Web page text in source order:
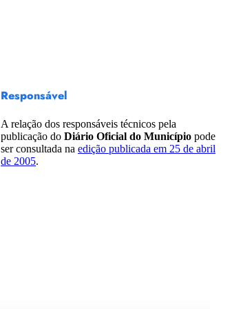
Responsável
A relação dos responsáveis técnicos pela
publicação do Diário Oficial do Município pode
ser consultada na edição publicada em 25 de abril
de 2005.